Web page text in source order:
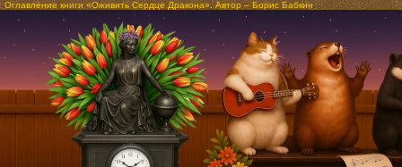
Оглавление книги «Оживить Сердце Дракона». Автор – Борис Бабкин